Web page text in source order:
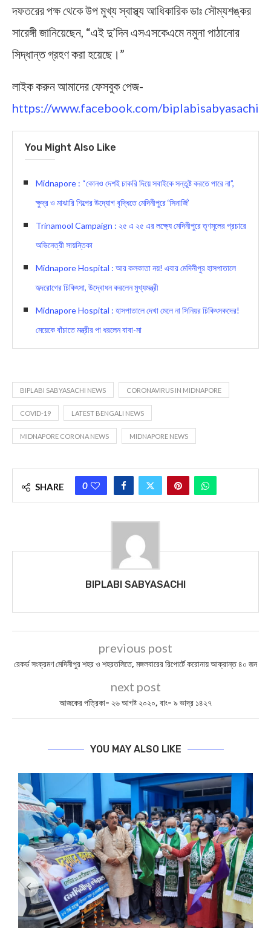
দফতরের পক্ষ থেকে উপ মুখ্য স্বাস্থ্য আধিকারিক ডাঃ সৌম্যশঙ্কর
সারেঙ্গী জানিয়েছেন, “এই দু’দিন এসএসকেএমে নমুনা পাঠানোর
সিদ্ধান্ত গ্রহণ করা হয়েছে।”
লাইক করুন আমাদের ফেসবুক পেজ-
https://www.facebook.com/biplabisabyasachi
You Might Also Like
Midnapore : “কোনও দেশই চাকরি দিয়ে সবাইকে সন্তুষ্ট করতে পারে না”,
ক্ষুদ্র ও মাঝারি শিল্পের উদ্যোগ বৃদ্ধিতে মেদিনীপুরে ‘সিনার্জি’
Trinamool Campaign : ২৫ এ ২৫ এর লক্ষ্যে মেদিনীপুরে তৃণমূলের প্রচারে
অভিনেত্রী সায়ন্তিকা
Midnapore Hospital : আর কলকাতা নয়! এবার মেদিনীপুর হাসপাতালে
হৃদরোগের চিকিৎসা, উদ্বোধন করলেন মুখ্যমন্ত্রী
Midnapore Hospital : হাসপাতালে দেখা মেলে না সিনিয়র চিকিৎসকদের!
মেয়েকে বাঁচাতে মন্ত্রীর পা ধরলেন বাবা-মা
BIPLABI SABYASACHI NEWS CORONAVIRUS IN MIDNAPORE
COVID-19 LATEST BENGALI NEWS
MIDNAPORE CORONA NEWS MIDNAPORE NEWS
SHARE 0
BIPLABI SABYASACHI
previous post
রেকর্ড সংক্রমণ মেদিনীপুর শহর ও শহরতলিতে, মঙ্গলবারের রিপোর্টে করোনায় আক্রান্ত ৪০ জন
next post
আজকের পত্রিকা- ২৬ আগষ্ট ২০২০, বাং- ৯ ভাদ্র ১৪২৭
YOU MAY ALSO LIKE